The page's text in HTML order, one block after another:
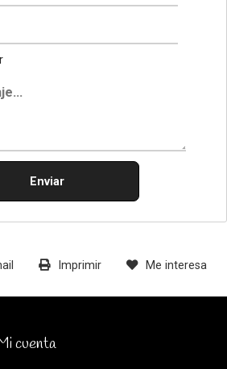
Enviar
Imprimir Me interesa
cuenta